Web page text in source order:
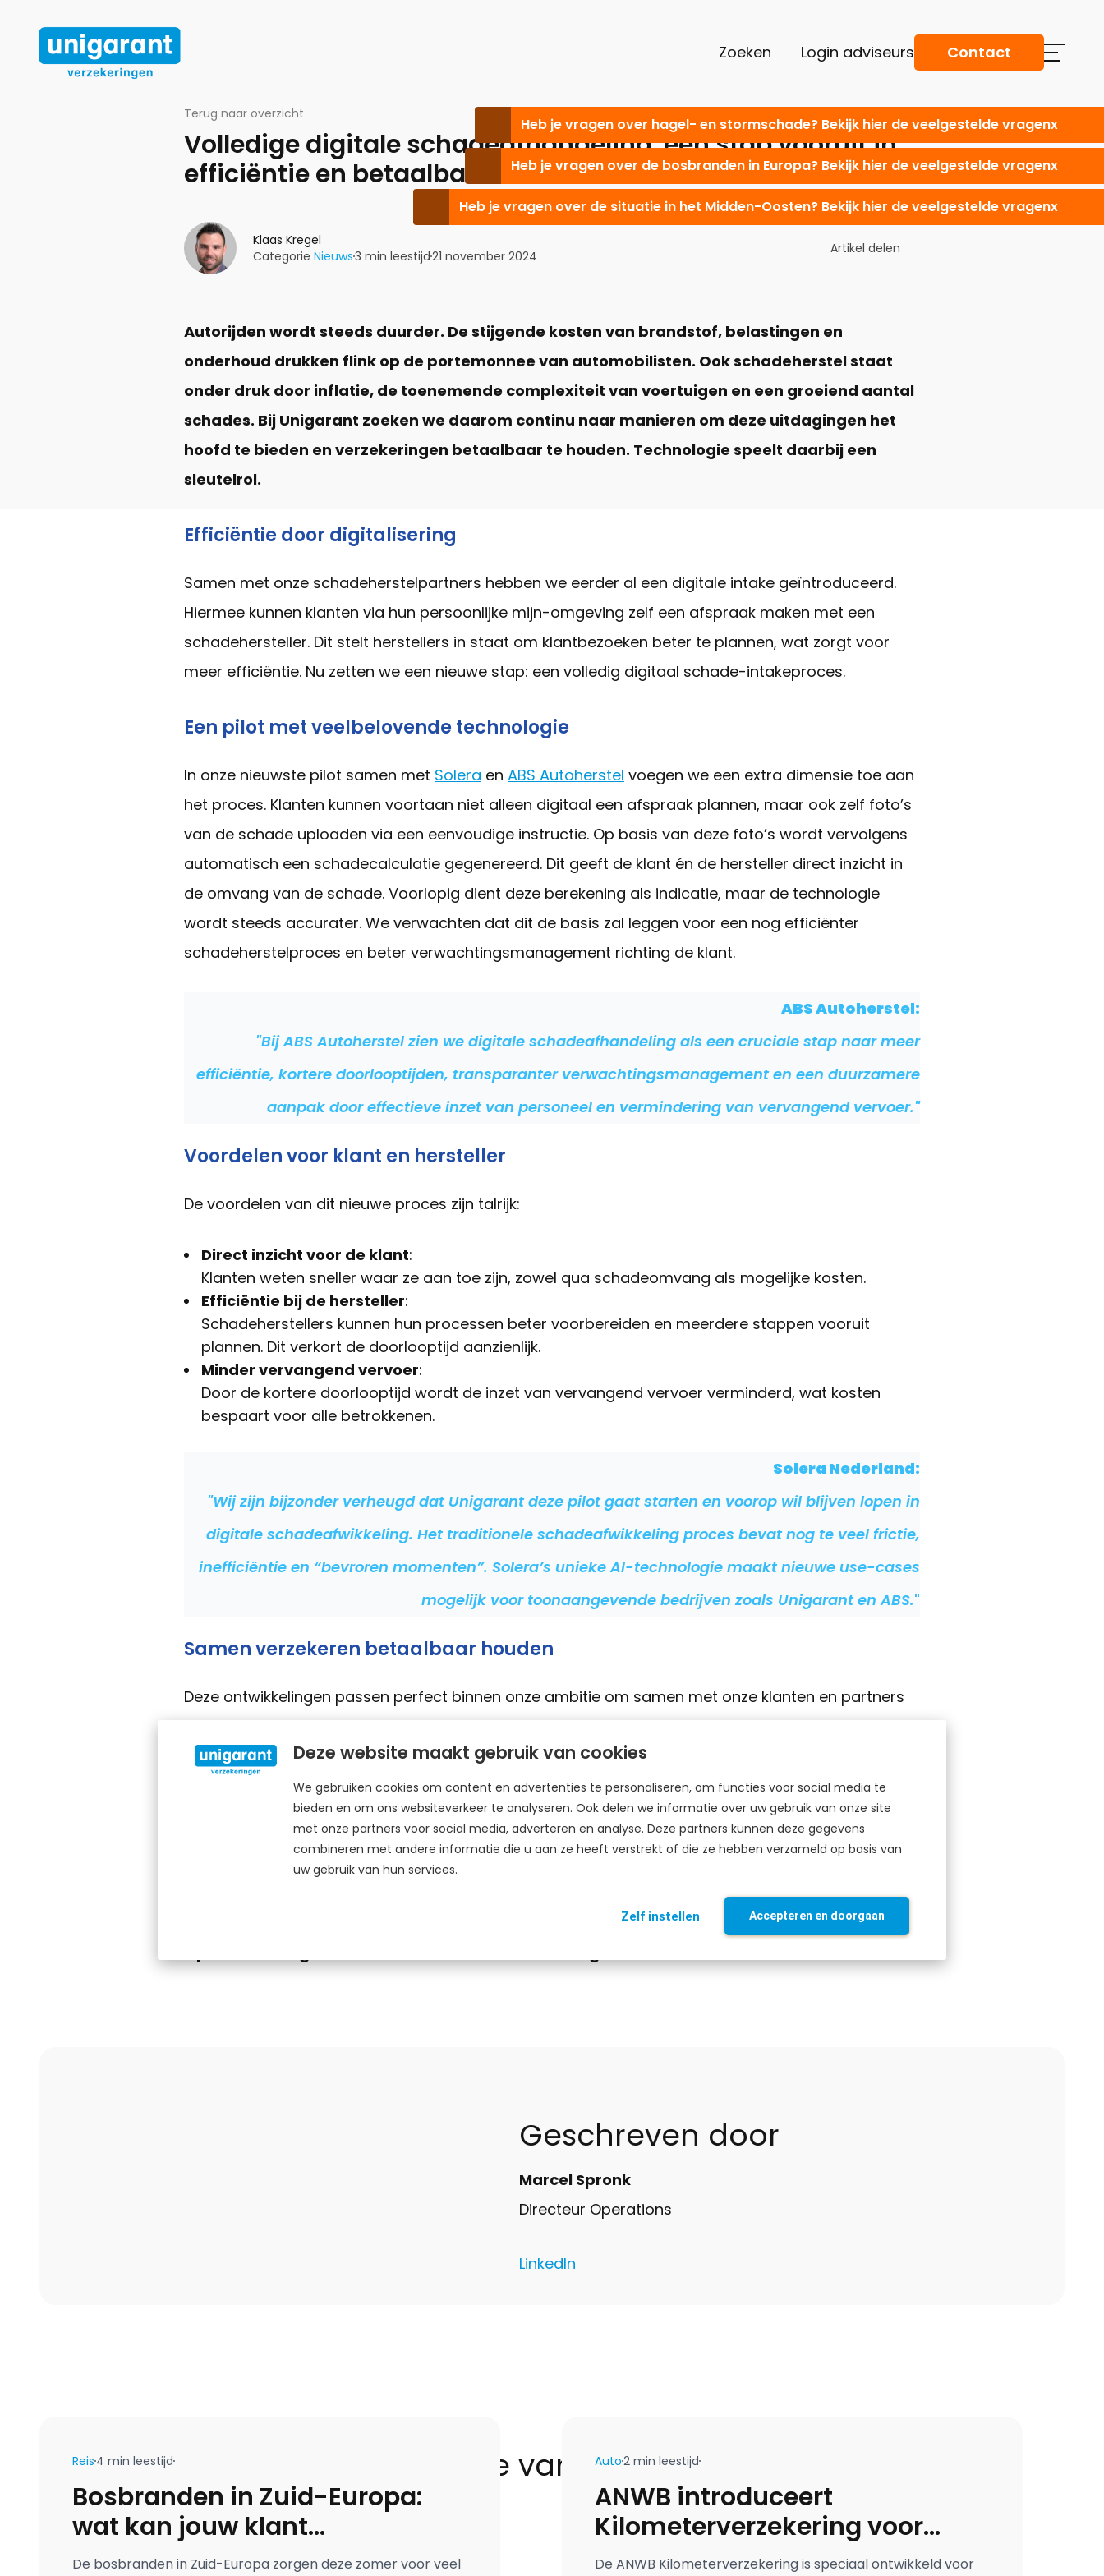
Deze website maakt gebruik van cookies
We gebruiken cookies om content en advertenties te personaliseren, om functies voor social media te
bieden en om ons websiteverkeer te analyseren. Ook delen we informatie over uw gebruik van onze site
met onze partners voor social media, adverteren en analyse. Deze partners kunnen deze gegevens
combineren met andere informatie die u aan ze heeft verstrekt of die ze hebben verzameld op basis van
uw gebruik van hun services.
Zelf instellen Accepteren en doorgaan
Zoeken Login adviseurs Contact
Terug naar overzicht
Volledige digitale schadeafhandeling: een stap vooruit in
efficiëntie en betaalbaarheid
Klaas Kregel
Categorie Nieuws3 min leestijd21 november 2024 Artikel delen
Autorijden wordt steeds duurder. De stijgende kosten van brandstof, belastingen en
onderhoud drukken flink op de portemonnee van automobilisten. Ook schadeherstel staat
onder druk door inflatie, de toenemende complexiteit van voertuigen en een groeiend aantal
schades. Bij Unigarant zoeken we daarom continu naar manieren om deze uitdagingen het
hoofd te bieden en verzekeringen betaalbaar te houden. Technologie speelt daarbij een
sleutelrol.
Efficiëntie door digitalisering
Samen met onze schadeherstelpartners hebben we eerder al een digitale intake geïntroduceerd.
Hiermee kunnen klanten via hun persoonlijke mijn-omgeving zelf een afspraak maken met een
schadehersteller. Dit stelt herstellers in staat om klantbezoeken beter te plannen, wat zorgt voor
meer efficiëntie. Nu zetten we een nieuwe stap: een volledig digitaal schade-intakeproces.
Een pilot met veelbelovende technologie
In onze nieuwste pilot samen met Solera en ABS Autoherstel voegen we een extra dimensie toe aan
het proces. Klanten kunnen voortaan niet alleen digitaal een afspraak plannen, maar ook zelf foto’s
van de schade uploaden via een eenvoudige instructie. Op basis van deze foto’s wordt vervolgens
automatisch een schadecalculatie gegenereerd. Dit geeft de klant én de hersteller direct inzicht in
de omvang van de schade. Voorlopig dient deze berekening als indicatie, maar de technologie
wordt steeds accurater. We verwachten dat dit de basis zal leggen voor een nog efficiënter
schadeherstelproces en beter verwachtingsmanagement richting de klant.
ABS Autoherstel:
"Bij ABS Autoherstel zien we digitale schadeafhandeling als een cruciale stap naar meer
efficiëntie, kortere doorlooptijden, transparanter verwachtingsmanagement en een duurzamere
aanpak door effectieve inzet van personeel en vermindering van vervangend vervoer."
Voordelen voor klant en hersteller
De voordelen van dit nieuwe proces zijn talrijk:
Direct inzicht voor de klant:
Klanten weten sneller waar ze aan toe zijn, zowel qua schadeomvang als mogelijke kosten.
Efficiëntie bij de hersteller:
Schadeherstellers kunnen hun processen beter voorbereiden en meerdere stappen vooruit
plannen. Dit verkort de doorlooptijd aanzienlijk.
Minder vervangend vervoer:
Door de kortere doorlooptijd wordt de inzet van vervangend vervoer verminderd, wat kosten
bespaart voor alle betrokkenen.
Solera Nederland:
"Wij zijn bijzonder verheugd dat Unigarant deze pilot gaat starten en voorop wil blijven lopen in
digitale schadeafwikkeling. Het traditionele schadeafwikkeling proces bevat nog te veel frictie,
inefficiëntie en “bevroren momenten”. Solera’s unieke AI-technologie maakt nieuwe use-cases
mogelijk voor toonaangevende bedrijven zoals Unigarant en ABS."
Samen verzekeren betaalbaar houden
Deze ontwikkelingen passen perfect binnen onze ambitie om samen met onze klanten en partners
we de operationele kosten en verhogen we het gemak voor onze klanten.
Bij Unigarant geloven we dat innovatie een gezamenlijke inspanning is. Met onze partners en klanten
blijven we werken aan efficiëntere processen en slimmere oplossingen. Zo blijven we niet alleen
inspelen op de uitdagingen van vandaag, maar bouwen we ook aan een toekomst waarin
Geschreven door
Marcel Spronk
Directeur Operations
LinkedIn
Blijf op de hoogte van het laatste
Reis 4 min leestijd
Bosbranden in Zuid-Europa:
wat kan jouw klant
verwachten?
De bosbranden in Zuid-Europa zorgen deze zomer voor veel
Auto2 min leestijd
ANWB introduceert
Kilometerverzekering voor
weinigrijders
De ANWB Kilometerverzekering is speciaal ontwikkeld voor
Heb je vragen over hagel- en stormschade? Bekijk hier de veelgestelde vragenx
Heb je vragen over de bosbranden in Europa? Bekijk hier de veelgestelde vragenx
Heb je vragen over de situatie in het Midden-Oosten? Bekijk hier de veelgestelde vragenx